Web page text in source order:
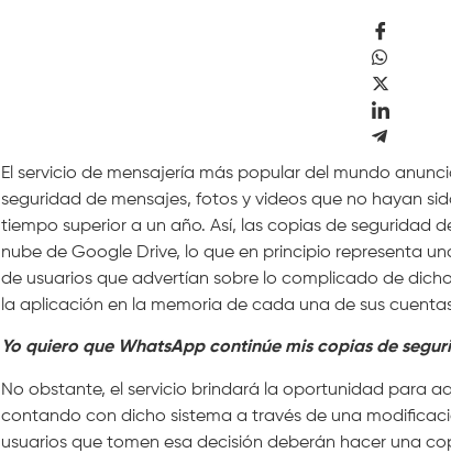
El servicio de mensajería más popular del mundo
seguridad de mensajes, fotos y videos que no hayan
tiempo superior a un año. Así, las copias de seguridad
nube de Google Drive, lo que en principio representa
de usuarios que advertían sobre lo complicado de
la aplicación en la memoria de cada una de sus
Yo quiero que WhatsApp continúe mis copias de
No obstante, el servicio brindará la oportunidad para
contando con dicho sistema a través de una
usuarios que tomen esa decisión deberán hacer una